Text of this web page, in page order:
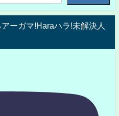
ーガマ!Haraハラ!未解決人